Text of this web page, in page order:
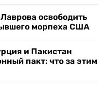
освободить
морпеха США
и Пакистан
пакт: что за этим